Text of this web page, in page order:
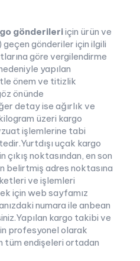
gönderileriiçin ürün ve
gönderiler için ilgili
göre vergilendirme
yapılan
önem ve titizlik
önünde
detay ise ağırlık ve
üzeri kargo
işlemlerine tabi
uçak kargo
çıkış noktasından, en son
adres noktasına
ve işlemleri
için web sayfamız
numara ile anbean
kargo takibi ve
profesyonel olarak
tüm endişeleri ortadan